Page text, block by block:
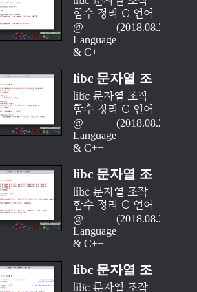
을..
들 함수의 사용법
을 정리해보고자
한다. 본 시리즈는
cplusplus(http://
있는 레퍼런스를
기준으로..
서 str...로 시작하
는 함수들이 그것
이며, 모두 string.h
헤더(C++은
의되어 있으며 본
시리즈를 통해 이
들 함수의 사용법
을 정리해보고자
한다. 본 시리즈는
cplusplus(http://
있는 레퍼런스를
기준으로..
형을 지원하지 않
고, 문자열을 다루
는 연산자도 없으
니 모든 문자열 연
산은 문자열 함수
를 통해 이루어진
다. C 표준 라이브
러리(일명 'libc')에
서 str...로 시작하
는 함수들이 그것
이며, 모두 string.h
헤더(C++은
의되어 있으며 본
시리즈를 통해 이
들 함수의 사용법
을 정리해보고자
한다. 본 시리즈는
cplusplus(http://
있는 레퍼런스를
기준으로..
(+)나 비교연산자
(==)와 같은 기호
를 사용하는 직관
적인 문자열 연산
때문이다. C 언어
가 문자열 데이터
형을 지원하지 않
고, 문자열을 다루
는 연산자도 없으
니 모든 문자열 연
산은 문자열 함수
를 통해 이루어진
다. C 표준 라이브
러리(일명 'libc')에
서 str...로 시작하
는 함수들이 그것
이며, 모두 string.h
헤더(C++은
의되어 있으며 본
시리즈를 통해 이
(part 07 -
strspn, strcspn)
함수 정리 C 언어
에서 문자열 처리
는 복잡하다. 언어
수준에서 문자열이
체를 지원하지도
않으니, 덧셈 기호
(+)나 비교연산자
(==)와 같은 기호
를 사용하는 직관
적인 문자열 연산
때문이다. C 언어
가 문자열 데이터
형을 지원하지 않
고, 문자열을 다루
는 연산자도 없으
니 모든 문자열 연
산은 문자열 함수
를 통해 이루어진
다. C 표준 라이브
러리(일명 'libc')에
Language/C
& C++
2018.08.20
libc 문자열 조
작 함수 정리
(part 06 -
strtok)
libc 문자열 조작
함수 정리 C 언어
에서 문자열 처리
는 복잡하다. 언어
수준에서 문자열이
체를 지원하지도
않으니, 덧셈 기호
(+)나 비교연산자
(==)와 같은 기호
를 사용하는 직관
적인 문자열 연산
때문이다. C 언어
가 문자열 데이터
Language/C
& C++
2018.08.20
libc 문자열 조
작 함수 정리
(part 05 -
strstr)
libc 문자열 조작
함수 정리 C 언어
에서 문자열 처리
는 복잡하다. 언어
수준에서 문자열이
체를 지원하지도
않으니, 덧셈 기호
Language/C
& C++
2018.08.20
libc 문자열 조
작 함수 정리
libc 문자열 조작